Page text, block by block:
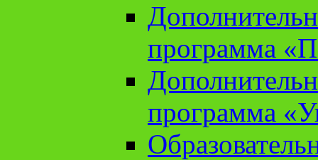
программа
программа